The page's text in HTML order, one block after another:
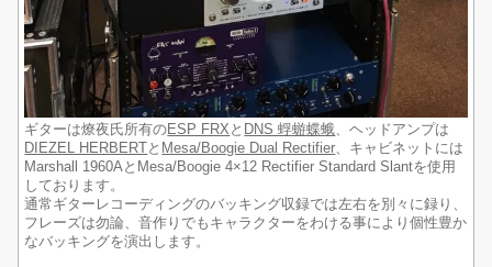
ギターは燎夜氏所有のESP FRX と DNS 蜉蝣蝶蛾、ヘッドアンプは
DIEZEL HERBERTと Mesa/Boogie Dual Rectifier、キャビネットには
Marshall 1960AとMesa/Boogie 4×12 Rectifier Standard Slantを使用
しております。
通常ギターレコーディングのバッキング収録では左右を別々に録り、
フレーズは勿論、音作りでもキャラクターをわける事により個性豊か
なバッキングを演出します。